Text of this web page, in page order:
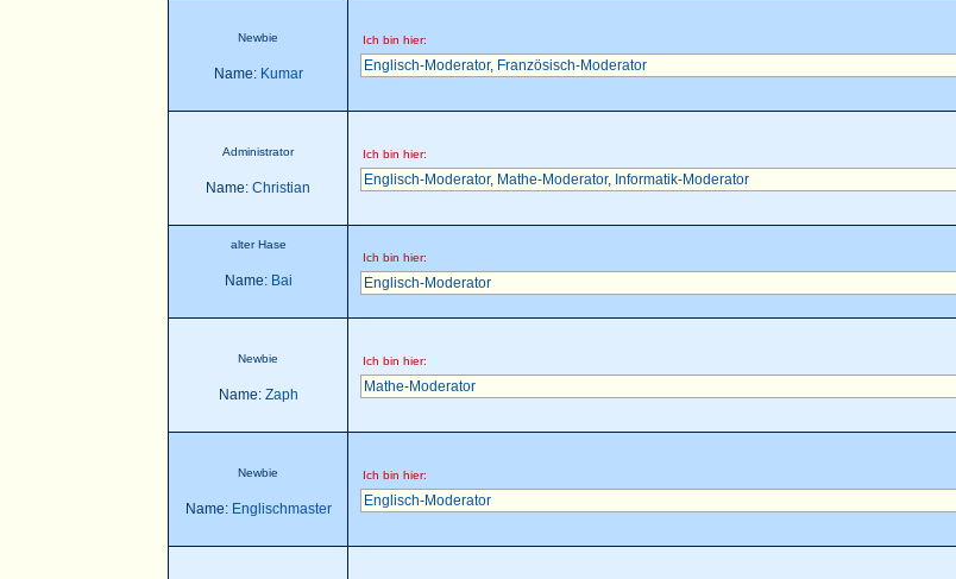
Newbie
Name: Kumar
Ich bin hier:
Englisch-Moderator, Französisch-Moderator
Administrator
Name: Christian
Ich bin hier:
Englisch-Moderator, Mathe-Moderator, Informatik-Moderator
alter Hase
Name: Bai
Ich bin hier:
Englisch-Moderator
Newbie
Name: Zaph
Ich bin hier:
Mathe-Moderator
Newbie
Name: Englischmaster
Ich bin hier:
Englisch-Moderator